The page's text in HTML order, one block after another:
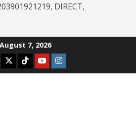
DIRECT,
August 7, 2026
TwitterTiktokYoutubeInstagram